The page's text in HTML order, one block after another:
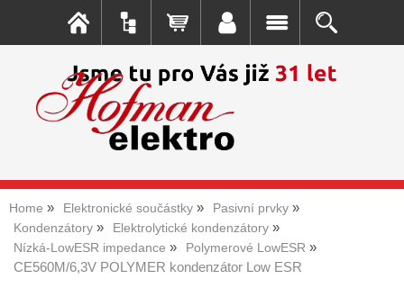
Home Elektronické součástky
Pasivní prvky
Kondenzátory
Elektrolytické kondenzátory
Nízká-LowESR impedance
Polymerové LowESR
CE560M/6,3V POLYMER kondenzátor Low ESR